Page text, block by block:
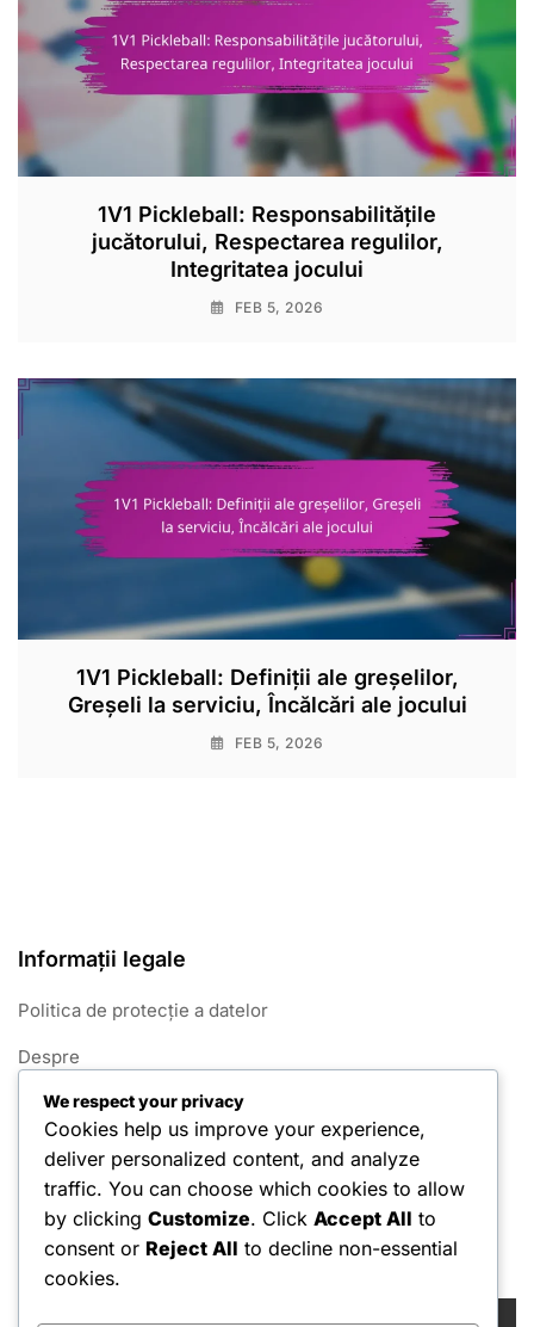
1V1 Pickleball: Responsabilitățile
jucătorului, Respectarea regulilor,
Integritatea jocului
FEB 5, 2026
1V1 Pickleball: Definiții ale greșelilor,
Greșeli la serviciu, Încălcări ale jocului
FEB 5, 2026
Informații legale
Politica de protecție a datelor
Despre
Termeni și condiții
Contactează-ne
Politica privind cookie-urile
Căutare
We respect your privacy
Cookies help us improve your experience,
deliver personalized content, and analyze
traffic. You can choose which cookies to allow
by clicking Customize. Click Accept All to
consent or Reject All to decline non-essential
cookies.